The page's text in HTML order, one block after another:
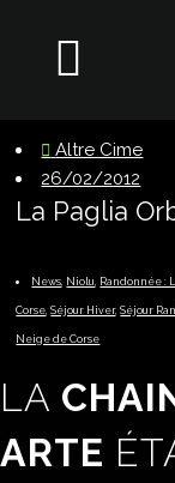
Altre Cime
26/02/2012
La Paglia
News, Niolu, Randonnée :
Corse,Séjour Hiver,Séjour
Neige de Corse
LA
ARTE